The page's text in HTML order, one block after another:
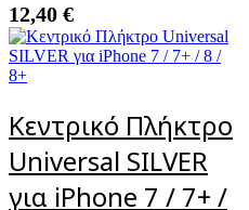
12,40 €
Κεντρικό Πλήκτρο
Universal SILVER
για iPhone 7 / 7+ /